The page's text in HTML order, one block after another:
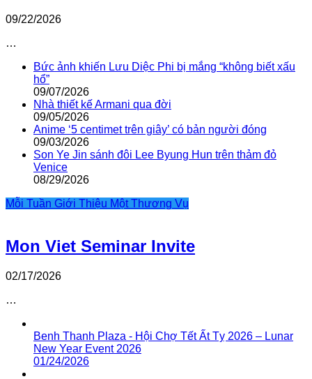
09/22/2026
…
Bức ảnh khiến Lưu Diệc Phi bị mắng “không biết xấu
hổ”
09/07/2026
Nhà thiết kế Armani qua đời
09/05/2026
Anime ‘5 centimet trên giây’ có bản người đóng
09/03/2026
Son Ye Jin sánh đôi Lee Byung Hun trên thảm đỏ
Venice
08/29/2026
Mỗi Tuần Giới Thiệu Một Thương Vụ
Mon Viet Seminar Invite
02/17/2026
…
Benh Thanh Plaza - Hội Chợ Tết Ất Tỵ 2026 – Lunar
New Year Event 2026
01/24/2026